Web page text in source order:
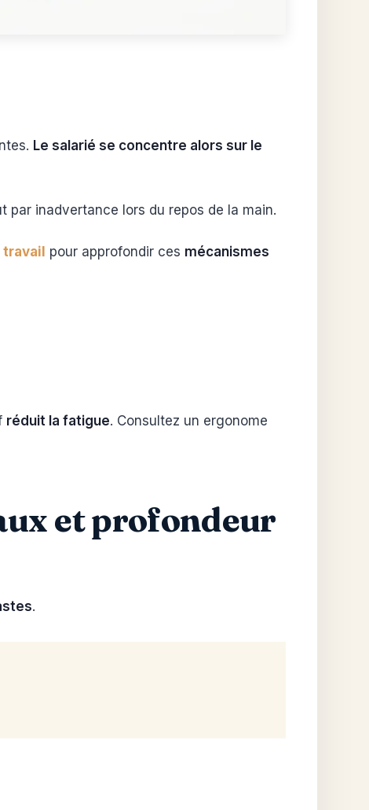
Le salarié se concentre alors sur le
par inadvertance lors du repos de la main.
travail pour approfondir ces mécanismes
réduit la fatigue. Consultez un ergonome
et profondeur
.